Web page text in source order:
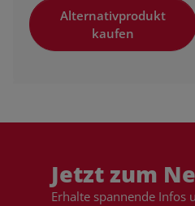
Alternativprodukt
kaufen
Jetzt zum
Erhalte spannende Infos